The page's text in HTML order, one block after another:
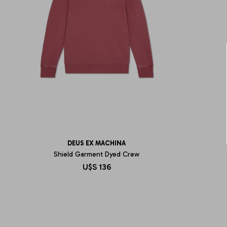
DEUS EX MACHINA
Shield Garment Dyed Crew
U$S 136